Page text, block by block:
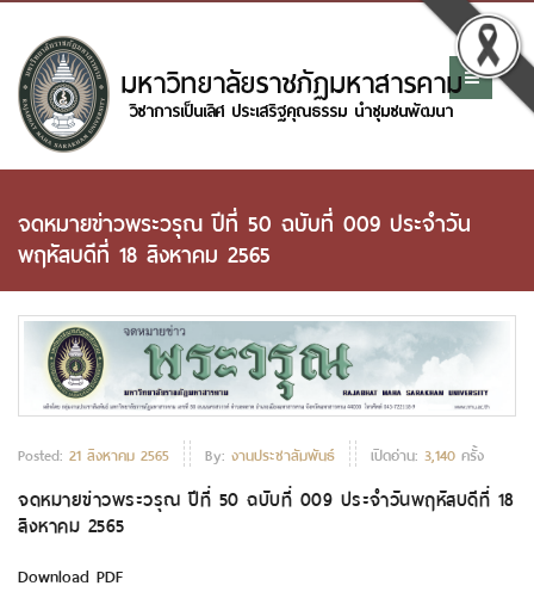
จดหมายข่าวพระวรุณ ปีที่ 50 ฉบับที่ 009 ประจำวัน
พฤหัสบดีที่ 18 สิงหาคม 2565
Posted: 21 สิงหาคม 2565 By: งานประชาสัมพันธ์ เปิดอ่าน: 3,140 ครั้ง
จดหมายข่าวพระวรุณ ปีที่ 50 ฉบับที่ 009 ประจำวันพฤหัสบดีที่ 18
สิงหาคม 2565
Download PDF